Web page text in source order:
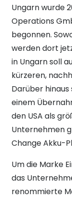
Ungarn wurde
Operations
begonnen.
werden dort
in Ungarn soll
kürzeren,
Darüber
einem
den USA als
Unternehmen
Change Akku-
Um die Marke
das
renommierte